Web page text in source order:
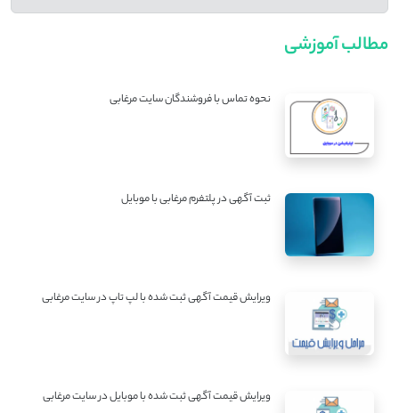
مطالب آموزشی
نحوه تماس با فروشندگان سایت مرغابی
ثبت آگهی در پلتفرم مرغابی با موبایل
ویرایش قیمت آگهی ثبت شده با لپ تاپ در سایت مرغابی
ویرایش قیمت آگهی ثبت شده با موبایل در سایت مرغابی